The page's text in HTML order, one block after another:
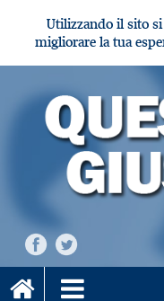
Utilizzando il sito
migliorare la tua